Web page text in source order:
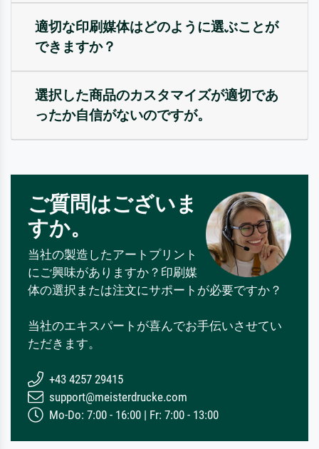
適切な印刷媒体はどのように選ぶことが
できますか？
選択した商品のカスタマイズが適切であ
ったか自信がないのですが。
ご質問はございま
すか。
当社の製造したアートプリント
にご興味がありますか？印刷媒
体の選択または注文にサポートが必要ですか？
当社のエキスパートが喜んでお手伝いさせてい
ただきます。
+43 4257 29415
support@meisterdrucke.com
Mo-Do: 7:00 - 16:00 | Fr: 7:00 - 13:00